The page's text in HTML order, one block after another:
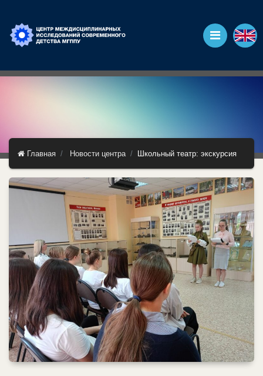
Главная Новости центра Школьный театр: экскурсия